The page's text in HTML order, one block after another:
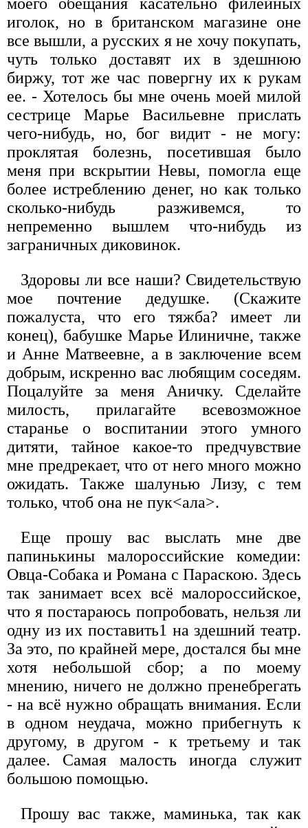
моего обещания касательно филейных
иголок, но в британском магазине оне
все вышли, а русских я не хочу покупать,
чуть только доставят их в здешнюю
биржу, тот же час повергну их к рукам
ее. - Хотелось бы мне очень моей милой
сестрице Марье Васильевне прислать
чего-нибудь, но, бог видит - не могу:
проклятая болезнь, посетившая было
меня при вскрытии Невы, помогла еще
более истреблению денег, но как только
сколько-нибудь разживемся, то
непременно вышлем что-нибудь из
заграничных диковинок.
Здоровы ли все наши? Свидетельствую
мое почтение дедушке. (Скажите
пожалуста, что его тяжба? имеет ли
конец), бабушке Марье Илиничне, также
и Анне Матвеевне, а в заключение всем
добрым, искренно вас любящим соседям.
Поцалуйте за меня Аничку. Сделайте
милость, прилагайте всевозможное
старанье о воспитании этого умного
дитяти, тайное какое-то предчувствие
мне предрекает, что от него много можно
ожидать. Также шалунью Лизу, с тем
только, чтоб она не пук<ала>.
Еще прошу вас выслать мне две
папинькины малороссийские комедии:
Овца-Собака и Романа с Параскою. Здесь
так занимает всех всё малороссийское,
что я постараюсь попробовать, нельзя ли
одну из их поставить1 на здешний театр.
За это, по крайней мере, достался бы мне
хотя небольшой сбор; а по моему
мнению, ничего не должно пренебрегать
- на всё нужно обращать внимания. Если
в одном неудача, можно прибегнуть к
другому, в другом - к третьему и так
далее. Самая малость иногда служит
большою помощью.
Прошу вас также, маминька, так как